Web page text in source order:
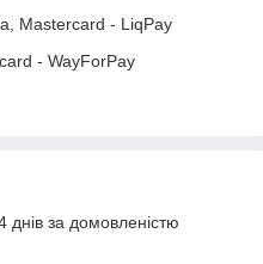
Mastercard - LiqPay
- WayForPay
за домовленістю